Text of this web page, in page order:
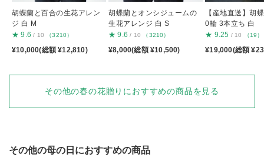
胡蝶蘭と百合の生花アレン
ジ 白 M
★ 9.6 / 10 （3210）
¥10,000(総額 ¥12,810)
胡蝶蘭とオンシジュームの
生花アレンジ 白 S
★ 9.6 / 10 （3210）
¥8,000(総額 ¥10,500)
【産地直送】胡
0輪 3本立ち 白
★ 9.25 / 10 （19）
¥19,000(総額
その他の春の花贈りにおすすめの商品を見る
その他の母の日におすすめの商品